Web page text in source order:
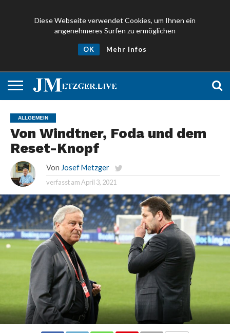
Diese Webseite verwendet Cookies, um Ihnen ein
angenehmeres Surfen zu ermöglichen
OK Mehr Infos
ALLGEMEIN
Von Windtner, Foda und dem
Reset-Knopf
Von Josef Metzger
verfasst amApril 3, 2021